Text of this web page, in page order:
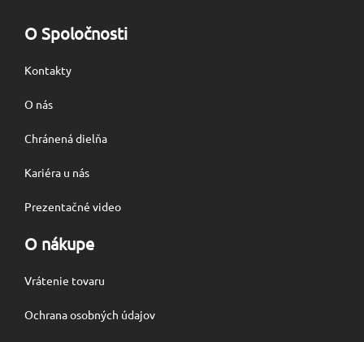
O Spoločnosti
Kontakty
O nás
Chránená dielňa
Kariéra u nás
Prezentačné video
O nákupe
Vrátenie tovaru
Ochrana osobných údajov